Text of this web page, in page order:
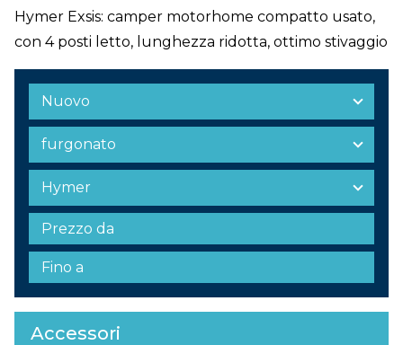
Hymer Exsis: camper motorhome compatto usato,
con 4 posti letto, lunghezza ridotta, ottimo stivaggio
Accessori